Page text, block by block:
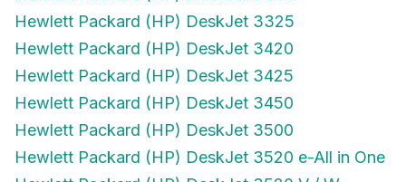
Hewlett Packard (HP) DeskJet 3325
Hewlett Packard (HP) DeskJet 3420
Hewlett Packard (HP) DeskJet 3425
Hewlett Packard (HP) DeskJet 3450
Hewlett Packard (HP) DeskJet 3500
Hewlett Packard (HP) DeskJet 3520 e-All in One
Hewlett Packard (HP) DeskJet 3520 V / W